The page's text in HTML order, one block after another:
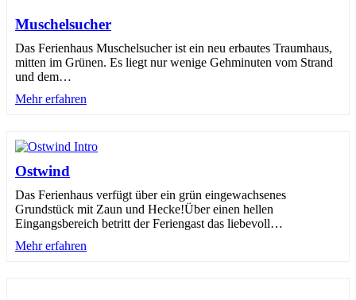
Muschelsucher
Das Ferienhaus Muschelsucher ist ein neu erbautes Traumhaus,
mitten im Grünen. Es liegt nur wenige Gehminuten vom Strand
und dem…
Mehr erfahren
Ostwind
Das Ferienhaus verfügt über ein grün eingewachsenes
Grundstück mit Zaun und Hecke!Über einen hellen
Eingangsbereich betritt der Feriengast das liebevoll…
Mehr erfahren